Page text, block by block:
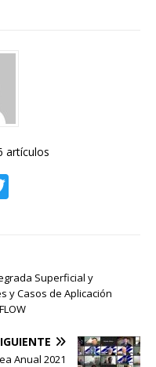
artículos
Superficial y
y Casos de Aplicación
Anual 2021